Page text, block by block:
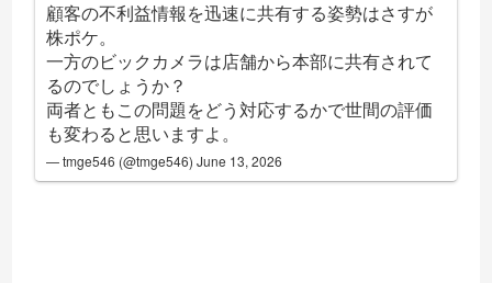
顧客の不利益情報を迅速に共有する姿勢はさすが
株ポケ。
一方のビックカメラは店舗から本部に共有されて
るのでしょうか？
両者ともこの問題をどう対応するかで世間の評価
も変わると思いますよ。
— tmge546 (@tmge546)June 13, 2026